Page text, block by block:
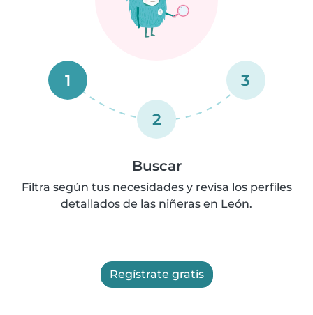
1
2
3
Buscar
Filtra según tus necesidades y revisa los perfiles
detallados de las niñeras en León.
Regístrate gratis